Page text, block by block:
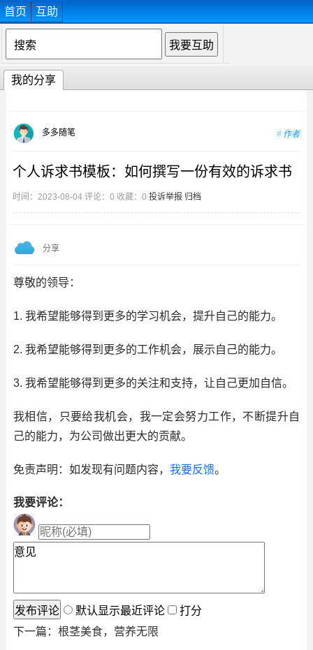
首页 互助
我的分享
个人诉求书模板：如何撰写一份有效的诉求书
时间：2023-08-04 评论：0 收藏：0 投诉举报 归档
多多随笔 作者
分享
尊敬的领导：
1. 我希望能够得到更多的学习机会，提升自己的能力。
2. 我希望能够得到更多的工作机会，展示自己的能力。
3. 我希望能够得到更多的关注和支持，让自己更加自信。
我相信，只要给我机会，我一定会努力工作，不断提升自
己的能力，为公司做出更大的贡献。
免责声明：如发现有问题内容， 我要反馈。
我要评论：
默认显示最近评论
打分
下一篇： 根茎美食，营养无限